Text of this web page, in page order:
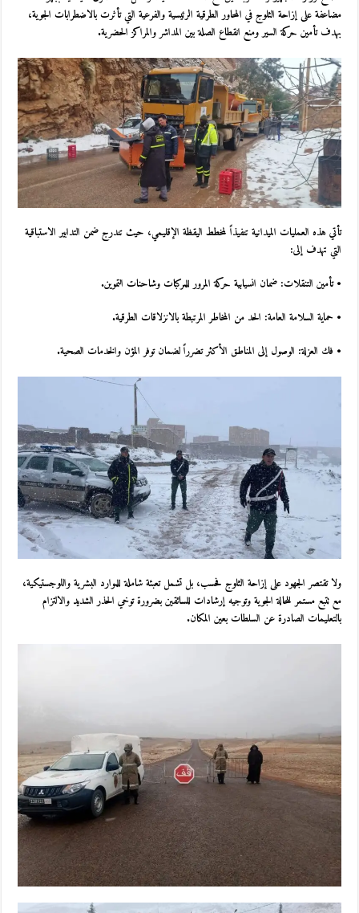
مضاعفة على إزاحة الثلوج في المحاور الطرقية الرئيسية والفرعية التي تأثرت بالاضطرابات الجوية،
بهدف تأمين حركة السير ومنع انقطاع الصلة بين المداشر والمراكز الحضرية.
تأتي هذه العمليات الميدانية تنفيذاً لمخطط اليقظة الإقليمي، حيث تندرج ضمن التدابير الاستباقية
التي تهدف إلى:
•تأمين التنقلات:ضمان انسيابية حركة المرور للمركبات وشاحنات التموين.
• حماية السلامة العامة:الحد من المخاطر المرتبطة بالانزلاقات الطرقية.
• فك العزلة:الوصول إلى المناطق الأكثر تضرراً لضمان توفر المؤن والخدمات الصحية.
ولا تقتصر الجهود على إزاحة الثلوج فحسب، بل تشمل تعبئة شاملة للموارد البشرية واللوجستيكية،
مع تتبع مستمر للحالة الجوية وتوجيه إرشادات للسائقين بضرورة توخي الحذر الشديد والالتزام
بالتعليمات الصادرة عن السلطات بعين المكان.